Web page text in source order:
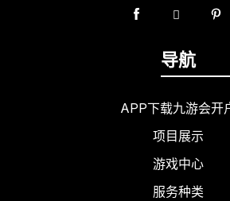
导航
APP下载九游会开
项目展示
游戏中心
服务种类